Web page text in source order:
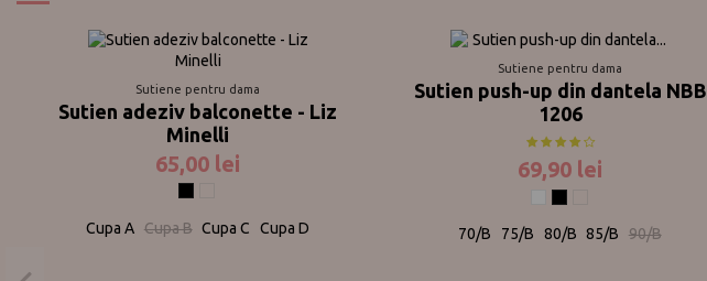
Sutiene pentru dama
Sutien adeziv balconette - Liz
Minelli
65,00 lei
Negru
Cupa A Cupa B Cupa C Cupa D
Sutiene pentru dama
Sutien push-up din dantela NBB
1206
69,90 lei
AlbNegru
70/B
75/B 80/B 85/B 90/B